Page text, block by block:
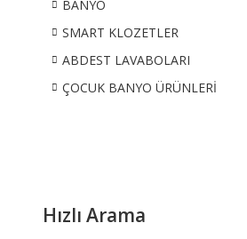
BANYO
SMART KLOZETLER
ABDEST LAVABOLARI
ÇOCUK BANYO ÜRÜNLERİ
Hızlı Arama